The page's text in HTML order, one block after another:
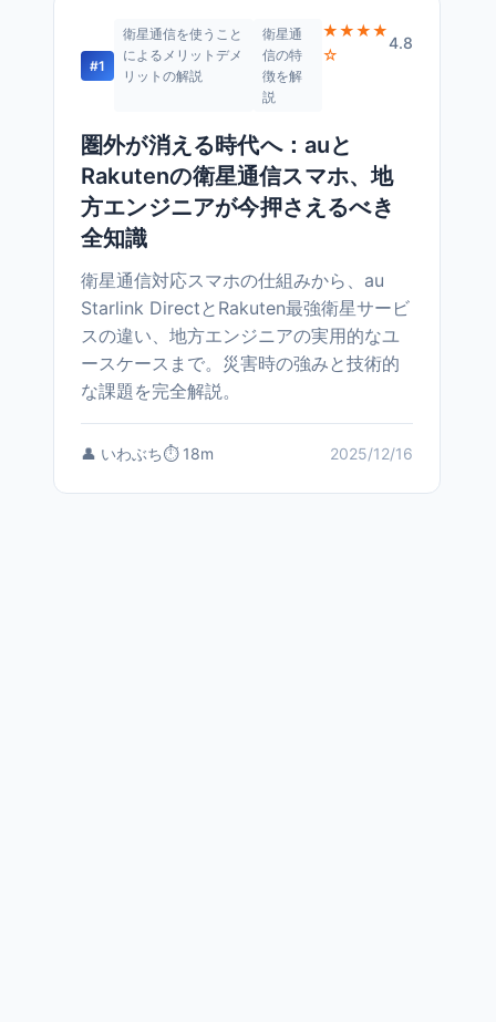
#1
衛星通信を使うこと
によるメリットデメ
リットの解説
衛星通
信の特
徴を解
説
★★★★
☆
4.8
圏外が消える時代へ：auと
Rakutenの衛星通信スマホ、地
方エンジニアが今押さえるべき
全知識
衛星通信対応スマホの仕組みから、au
Starlink DirectとRakuten最強衛星サービ
スの違い、地方エンジニアの実用的なユ
ースケースまで。災害時の強みと技術的
な課題を完全解説。
👤 いわぶち⏱️ 18m 2025/12/16